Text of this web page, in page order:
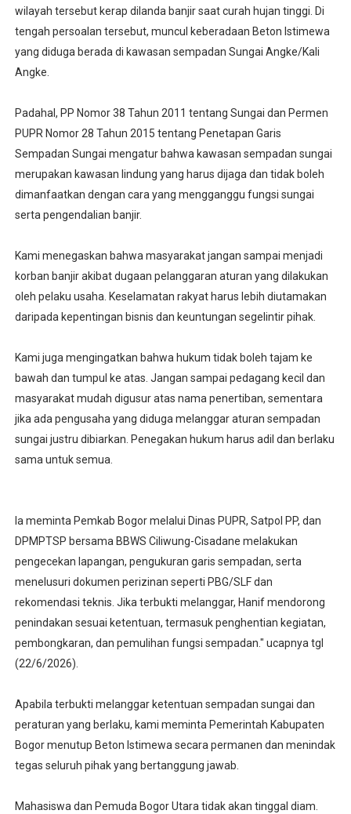
wilayah tersebut kerap dilanda banjir saat curah hujan tinggi. Di
tengah persoalan tersebut, muncul keberadaan Beton Istimewa
yang diduga berada di kawasan sempadan Sungai Angke/Kali
Angke.
‎Padahal, PP Nomor 38 Tahun 2011 tentang Sungai dan Permen
PUPR Nomor 28 Tahun 2015 tentang Penetapan Garis
Sempadan Sungai mengatur bahwa kawasan sempadan sungai
merupakan kawasan lindung yang harus dijaga dan tidak boleh
dimanfaatkan dengan cara yang mengganggu fungsi sungai
serta pengendalian banjir.
‎Kami menegaskan bahwa masyarakat jangan sampai menjadi
korban banjir akibat dugaan pelanggaran aturan yang dilakukan
oleh pelaku usaha. Keselamatan rakyat harus lebih diutamakan
daripada kepentingan bisnis dan keuntungan segelintir pihak.
‎Kami juga mengingatkan bahwa hukum tidak boleh tajam ke
bawah dan tumpul ke atas. Jangan sampai pedagang kecil dan
masyarakat mudah digusur atas nama penertiban, sementara
jika ada pengusaha yang diduga melanggar aturan sempadan
sungai justru dibiarkan. Penegakan hukum harus adil dan berlaku
sama untuk semua.
Ia meminta Pemkab Bogor melalui Dinas PUPR, Satpol PP, dan
DPMPTSP bersama BBWS Ciliwung-Cisadane melakukan
pengecekan lapangan, pengukuran garis sempadan, serta
menelusuri dokumen perizinan seperti PBG/SLF dan
rekomendasi teknis. Jika terbukti melanggar, Hanif mendorong
penindakan sesuai ketentuan, termasuk penghentian kegiatan,
pembongkaran, dan pemulihan fungsi sempadan." ucapnya tgl
(22/6/2026).
‎Apabila terbukti melanggar ketentuan sempadan sungai dan
peraturan yang berlaku, kami meminta Pemerintah Kabupaten
Bogor menutup Beton Istimewa secara permanen dan menindak
tegas seluruh pihak yang bertanggung jawab.
‎Mahasiswa dan Pemuda Bogor Utara tidak akan tinggal diam.